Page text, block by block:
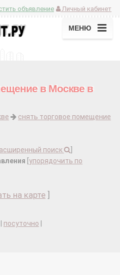
Личный кабинет
объявление
МЕНЮ
в Москве в
снять торговое помещение
поиск
упорядочить по
на карте
посуточно